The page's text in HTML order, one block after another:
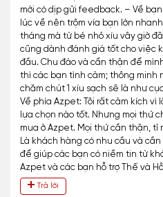
mới có dịp gửi feedback. – Về
lúc về nên trộm vía bạn lớn
tháng mà từ bé nhỏ xíu vây giờ
cũng dành đánh giá tốt cho việc
đầu. Chu đáo và cẩn thận để
thì các bạn tình cảm; thông minh
chăm chút 1 xíu sạch sẽ là như
Về phía Azpet: Tôi rất cảm kích
lựa chọn nào tốt. Nhưng mọi thứ
mua ở Azpet. Mọi thứ cần thận, tỉ
Là khách hàng có nhu cầu và
để giúp các bạn có niềm tin từ
Azpet và các bạn hỗ trợ Thế và
Trả lời